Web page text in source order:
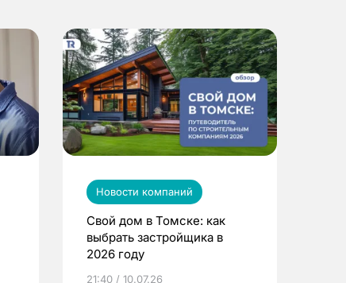
Новости компаний
Свой дом в Томске: как
выбрать застройщика в
2026 году
21:40 / 10.07.26